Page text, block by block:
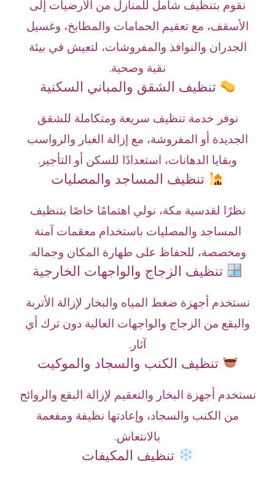
نقوم بتنظيف شامل للمنازل من الأرضيات إلى
الأسقف، مع تعقيم الحمامات والمطابخ، وغسيل
الجدران والنوافذ والمفروشات، لتعيش في بيئة
نقية وصحية.
تنظيف الشقق والمباني السكنية
نوفر خدمة تنظيف سريعة ومتكاملة للشقق
الجديدة أو المفروشة، مع إزالة الغبار والرواسب
وبقايا الدهانات، استعدادًا للسكن أو التأجير.
تنظيف المساجد والمصليات
نظرًا لقدسية مكة، نولي اهتمامًا خاصًا بتنظيف
المساجد والمصليات باستخدام معقمات آمنة
ومخصصة، للحفاظ على طهارة المكان وجماله.
تنظيف الزجاج والواجهات الخارجية
نستخدم أجهزة ضغط المياه والبخار لإزالة الأتربة
والبقع من الزجاج والواجهات العالية دون ترك أي
آثار.
تنظيف الكنب والسجاد والموكيت
نستخدم أجهزة البخار والتعقيم لإزالة البقع والروائح
من الكنب والسجاد، وإعادتها نظيفة ومفعمة
بالانتعاش.
تنظيف المكيفات